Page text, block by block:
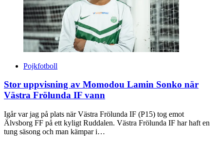
Pojkfotboll
Stor uppvisning av Momodou Lamin Sonko när
Västra Frölunda IF vann
Igår var jag på plats när Västra Frölunda IF (P15) tog emot
Älvsborg FF på ett kyligt Ruddalen. Västra Frölunda IF har haft en
tung säsong och man kämpar i…